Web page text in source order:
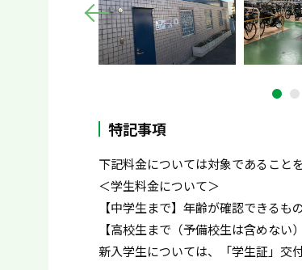
特記事項
下記料金については対象であること
＜学生料金について＞
【中学生まで】年齢が確認できるも
【高校生まで（予備校生は含めない
新入学生については、「学生証」交